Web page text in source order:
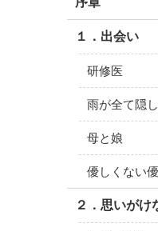
１．出会い
研修医
雨が全て隠
母と娘
優しくない
２．思いがけ